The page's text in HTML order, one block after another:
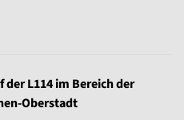
L114 im Bereich der
Oberstadt